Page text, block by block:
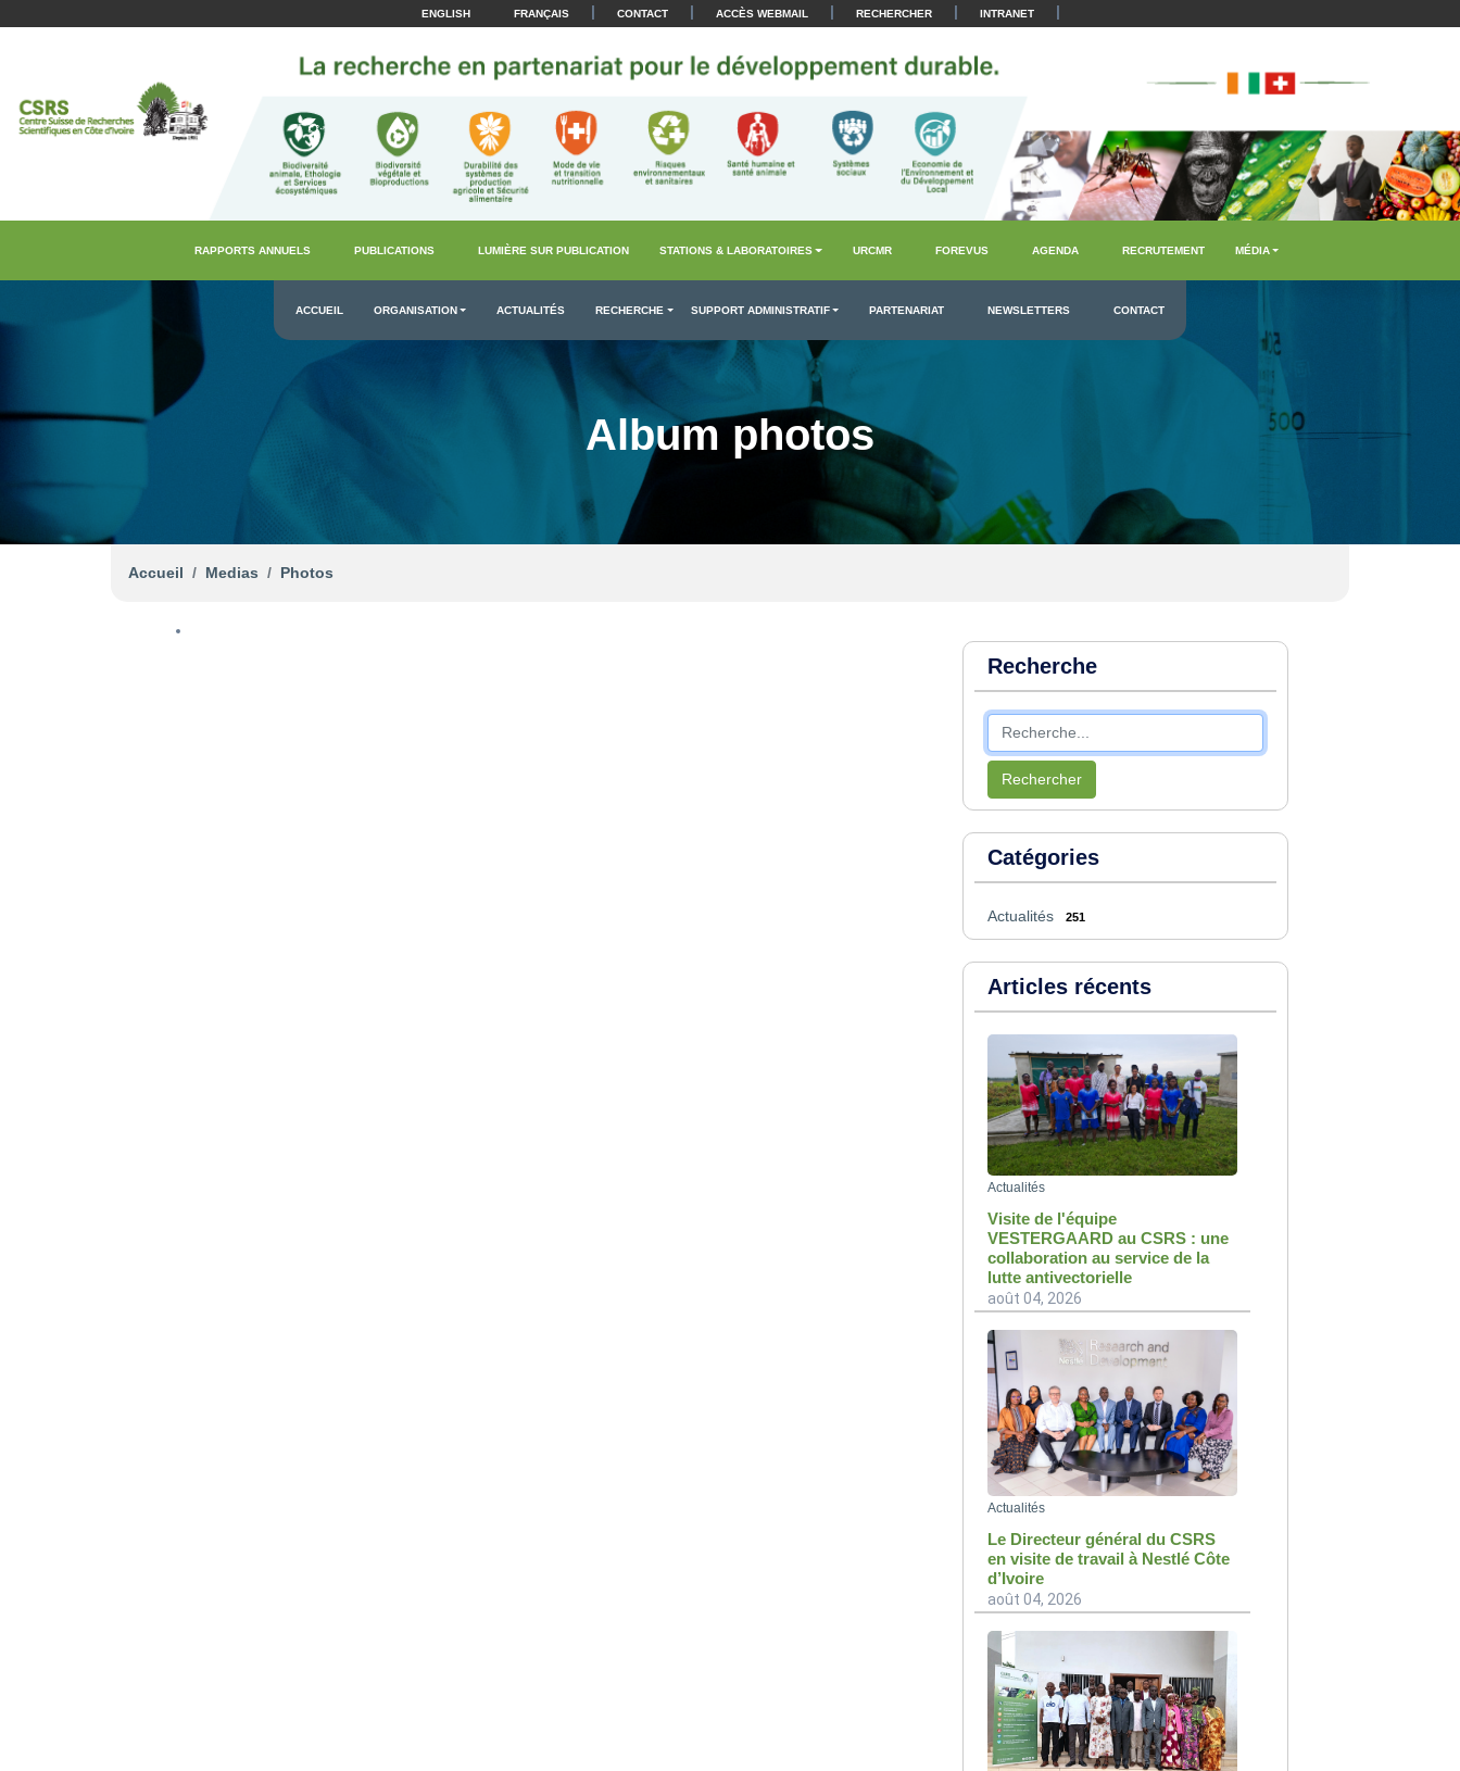
ENGLISH FRANÇAIS | CONTACT | ACCÈS WEBMAIL | RECHERCHER | INTRANET |
RAPPORTS ANNUELS PUBLICATIONS LUMIÈRE SUR PUBLICATION STATIONS & LABORATOIRES URCMR FOREVUS AGENDA RECRUTEMENT MÉDIA
ACCUEIL ORGANISATION ACTUALITÉS RECHERCHE SUPPORT ADMINISTRATIF PARTENARIAT NEWSLETTERS CONTACT
Album photos
Accueil Medias Photos
Recherche
Rechercher
Catégories
Actualités 251
Articles récents
Actualités
Visite de l'équipe
VESTERGAARD au CSRS : une
collaboration au service de la
lutte antivectorielle
août 04, 2026
Actualités
Le Directeur général du CSRS
en visite de travail à Nestlé Côte
d’Ivoire
août 04, 2026